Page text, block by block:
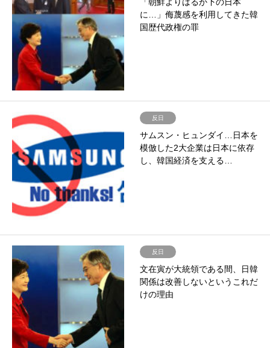
「朝鮮よりはるか下の日本
に…」侮蔑感を利用してきた韓
国歴代政権の罪
反日
サムスン・ヒュンダイ…日本を
模倣した2大企業は日本に依存
し、韓国経済を支える…
反日
文在寅が大統領である間、日韓
関係は改善しないというこれだ
けの理由